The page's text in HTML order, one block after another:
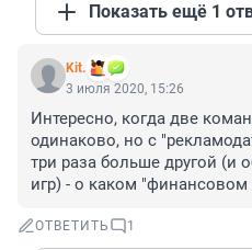
Показать ещё 1
Kit.
3 июля 2020, 15:26
Интересно, когда две
одинаково, но с
три раза больше другой (и
игр) - о каком "финансовом
ОТВЕТИТЬ 1